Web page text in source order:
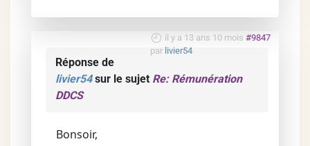
il y a 13 ans 10 mois #9847
par livier54
Réponse de
livier54sur le sujet Re: Rémunération
DDCS
Bonsoir,